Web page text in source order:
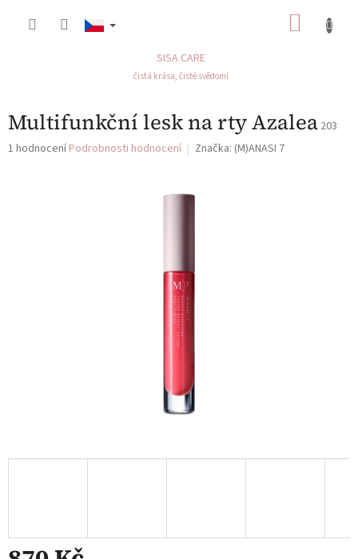
SISA CARE
čistá krása, čisté svědomí
Multifunkční lesk na rty Azalea 203
Průměrné
1 hodnocení Podrobnosti hodnocení Značka: (M)ANASI 7